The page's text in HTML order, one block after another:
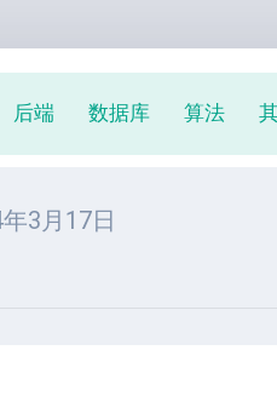
后端 数据库 算法
年3月17日